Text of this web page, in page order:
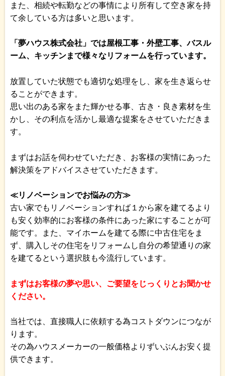
また、相続や転勤などの事情により所有して空き家を持
て余している方は多いと思います。
「夢ハウス株式会社」では屋根工事・外壁工事、バスル
ーム、キッチンまで様々なリフォームを行っています。
放置していた状態でも適切な処理をし、家を生き返らせ
ることができます。
思い出のある家をまた輝かせる事、古き・良き素材を生
かし、その利点を活かし最適な提案をさせていただきま
す。
まずはお話を伺わせていただき、お客様の実情にあった
解決策をアドバイスさせていただきます。
≪リノベーションでお悩みの方≫
古い家でもリノベーションすれば１から家を建てるより
も安く効率的にお客様の条件にあった家にすることが可
能です。また、マイホームを建てる際に中古住宅をま
ず、購入しその住宅をリフォームし自分の希望通りの家
を建てるという選択肢も今流行しています。
まずはお客様の夢や思い、ご要望をじっくりとお聞かせ
ください。
当社では、直接職人に依頼する為コストダウンにつなが
ります。
その為ハウスメーカーの一般価格よりずいぶんお安く提
供できます。